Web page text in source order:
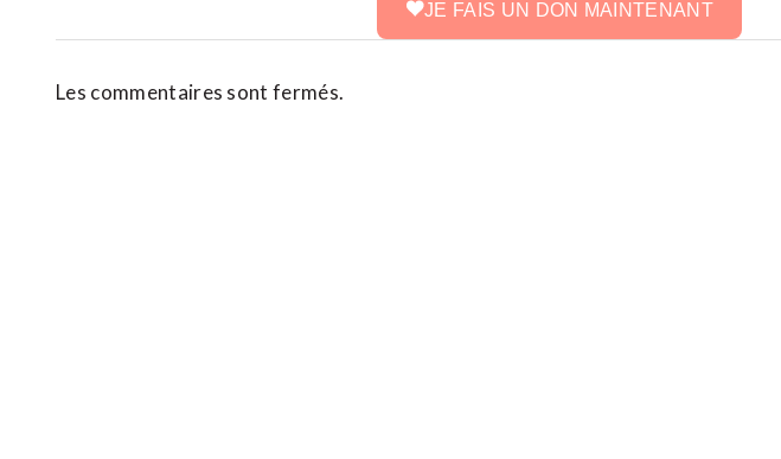
JE FAIS UN DON MAINTENANT
Les commentaires sont fermés.